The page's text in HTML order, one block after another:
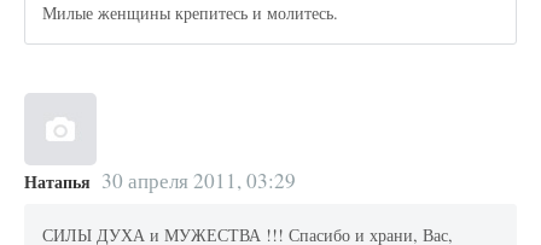
Милые женщины крепитесь и молитесь.
Натапья 30 апреля 2011, 03:29
СИЛЫ ДУХА и МУЖЕСТВА !!! Спасибо и храни, Вас,